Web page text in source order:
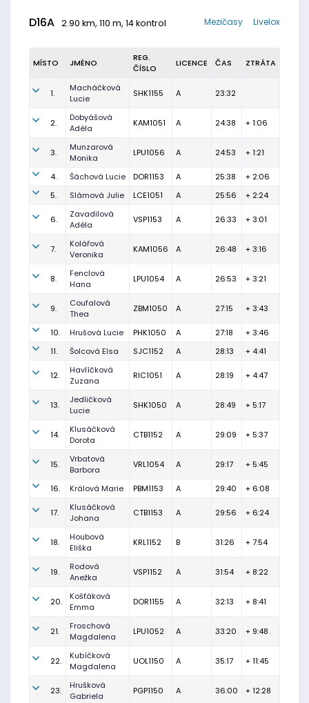
D16A 2.90 km, 110 m, 14 kontrol Livelox
Mezičasy
MÍSTO JMÉNO
REG.
ČÍSLO
LICENCE ČAS ZTRÁTA
1.
Macháčková
Lucie
SHK1155 A 23:32
2.
Dobyášová
Adéla
KAM1051 A 24:38 + 1:06
3.
Munzarová
Monika
LPU1056 A 24:53 + 1:21
4. Šáchová Lucie DOR1153 A 25:38
+ 2:06
5.
Slámová Julie LCE1051 A 25:56 + 2:24
6.
Zavadilová
Adéla
VSP1153 A 26:33 + 3:01
7.
Kolářová
Veronika
KAM1056 A 26:48 + 3:16
8.
Fenclová
Hana
LPU1054 A 26:53 + 3:21
9.
Coufalová
Thea
ZBM1050 A 27:15 + 3:43
10. Hrušová Lucie PHK1050 A 27:18
+ 3:46
11.
Šolcová Elsa SJC1152 A 28:13 + 4:41
12.
Havlíčková
Zuzana
RIC1051 A 28:19 + 4:47
13.
Jedličková
Lucie
SHK1050 A 28:49 + 5:17
14.
Klusáčková
Dorota
CTB1152 A 29:09 + 5:37
15.
Vrbatová
Barbora
VRL1054 A 29:17 + 5:45
16. Králová Marie PBM1153 A 29:40 + 6:08
17.
Klusáčková
Johana
CTB1153 A 29:56 + 6:24
18.
Houbová
Eliška
KRL1152 B 31:26 + 7:54
19.
Rodová
Anežka
VSP1152 A 31:54 + 8:22
20.
Košťáková
Emma
DOR1155 A 32:13 + 8:41
21.
Froschová
Magdalena
LPU1052 A 33:20 + 9:48
22.
Kubíčková
Magdalena
UOL1150 A 35:17 + 11:45
23.
Hrušková
Gabriela
PGP1150 A 36:00 + 12:28